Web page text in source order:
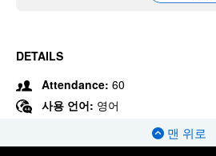
DETAILS
Attendance: 60
사용 언어: 영어
맨 위로